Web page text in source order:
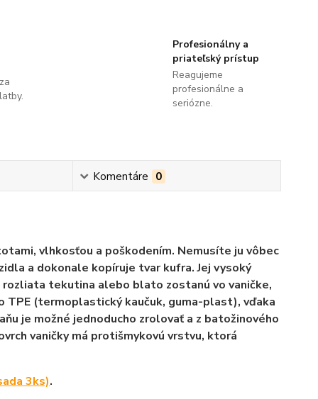
Profesionálny a
priateľský prístup
Reagujeme
profesionálne a
seriózne.
Komentáre 0
vlhkosťou a poškodením. Nemusíte ju vôbec
a dokonale kopíruje tvar kufra. Jej vysoký
rozliata tekutina alebo blato zostanú vo vaničke,
TPE (termoplastický kaučuk, guma-plast), vďaka
je možné jednoducho zrolovať a z batožinového
vaničky má protišmykovú vrstvu, ktorá
3ks).